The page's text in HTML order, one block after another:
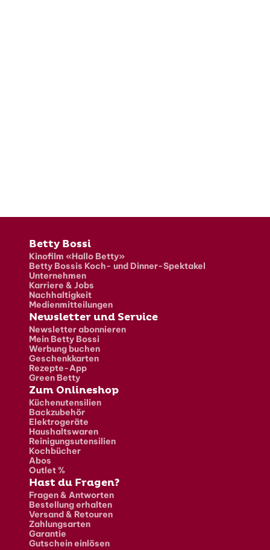
Fusszeile
Betty Bossi
Kinofilm «Hallo Betty»
Betty Bossis Koch- und Dinner-Spektakel
Unternehmen
Karriere & Jobs
Nachhaltigkeit
Medienmitteilungen
Newsletter und Service
Newsletter abonnieren
Mein Betty Bossi
Werbung buchen
Geschenkkarten
Rezepte-App
Green Betty
Zum Onlineshop
Küchenutensilien
Backzubehör
Elektrogeräte
Haushaltswaren
Reinigungsutensilien
Kochbücher
Abos
Outlet %
Hast du Fragen?
Fragen & Antworten
Bestellung erhalten
Versand & Retouren
Zahlungsarten
Garantie
Gutschein einlösen